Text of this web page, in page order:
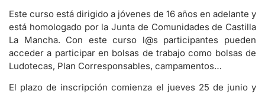
Este curso está dirigido a jóvenes de 16 años en adelante y
está homologado por la Junta de Comunidades de Castilla
La Mancha. Con este curso l@s participantes pueden
acceder a participar en bolsas de trabajo como bolsas de
Ludotecas, Plan Corresponsables, campamentos…
El plazo de inscripción comienza el jueves 25 de junio y